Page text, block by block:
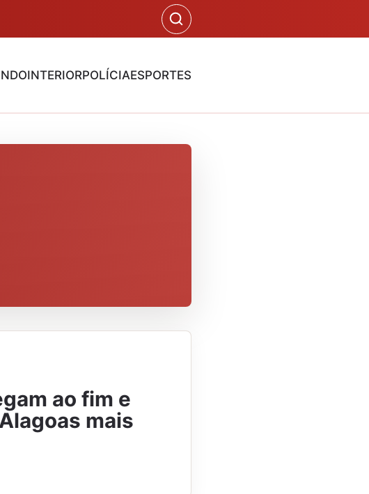
INTERIORPOLÍCIAESPORTES
ao fim e
mais